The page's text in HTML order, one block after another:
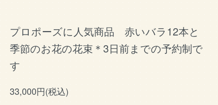
プロポーズに人気商品 赤いバラ12本と
季節のお花の花束＊3日前までの予約制で
す
33,000円(税込)